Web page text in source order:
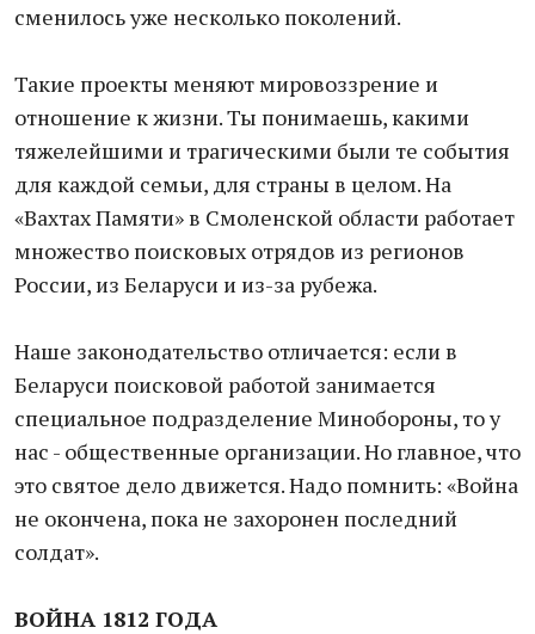
сменилось уже несколько поколений.
Такие проекты меняют мировоззрение и
отношение к жизни. Ты понимаешь, какими
тяжелейшими и трагическими были те события
для каждой семьи, для страны в целом. На
«Вахтах Памяти» в Смоленской области работает
множество поисковых отрядов из регионов
России, из Беларуси и из-за рубежа.
Наше законодательство отличается: если в
Беларуси поисковой работой занимается
специальное подразделение Минобороны, то у
нас - общественные организации. Но главное, что
это святое дело движется. Надо помнить: «Война
не окончена, пока не захоронен последний
солдат».
ВОЙНА 1812 ГОДА